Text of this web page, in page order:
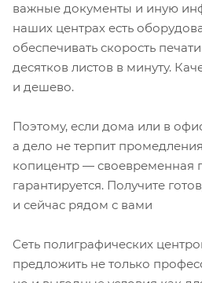
важные документы и иную
наших центрах есть
обеспечивать скорость
десятков листов в минуту.
и дешево.
Поэтому, если дома или в
а дело не терпит
копицентр — своевременная
гарантируется. Получите
и сейчас рядом с вами
Сеть полиграфических
предложить не только